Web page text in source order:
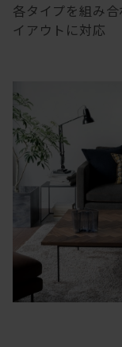
各タイプを組み
イアウトに対応